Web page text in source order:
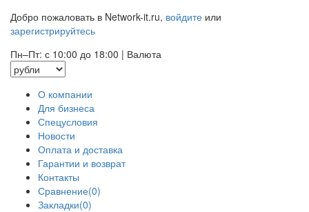
Добро пожаловать в Network-it.ru, войдите или
зарегистрируйтесь
Пн–Пт: с 10:00 до 18:00 | Валюта
О компании
Для бизнеса
Спецусловия
Новости
Оплата и доставка
Гарантии и возврат
Контакты
Сравнение(0)
Закладки(0)